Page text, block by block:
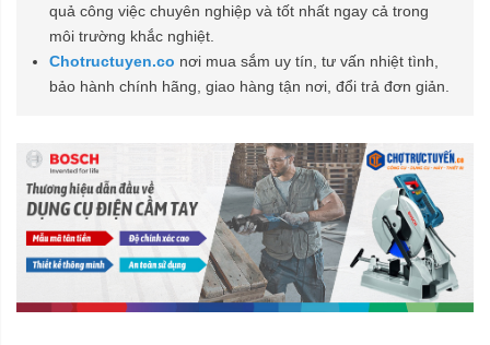
quả công việc chuyên nghiệp và tốt nhất ngay cả trong
môi trường khắc nghiệt.
Chotructuyen.co nơi mua sắm uy tín, tư vấn nhiệt tình,
bảo hành chính hãng, giao hàng tận nơi, đổi trả đơn giản.